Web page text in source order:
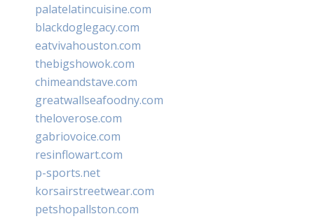
palatelatincuisine.com
blackdoglegacy.com
eatvivahouston.com
thebigshowok.com
chimeandstave.com
greatwallseafoodny.com
theloverose.com
gabriovoice.com
resinflowart.com
p-sports.net
korsairstreetwear.com
petshopallston.com